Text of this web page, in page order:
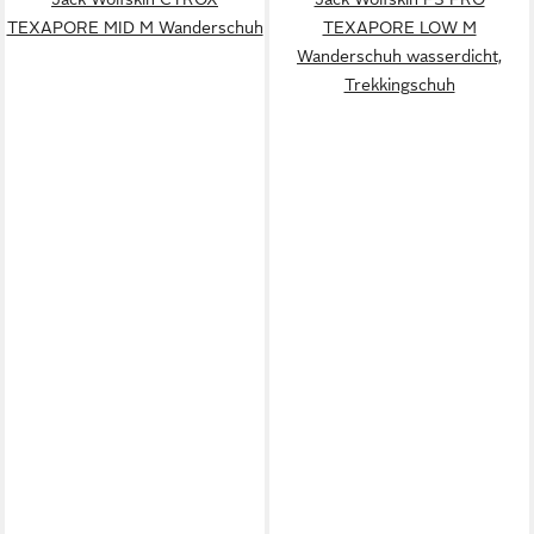
TEXAPORE MID M Wanderschuh
TEXAPORE LOW M
Wanderschuh wasserdicht,
Trekkingschuh